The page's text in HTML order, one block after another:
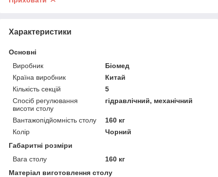
Характеристики
Основні
Виробник
Біомед
Країна виробник
Китай
Кількість секцій
5
Спосіб регулювання
висоти столу
гідравлічний, механічний
Вантажопідйомність столу
160 кг
Колір
Чорний
Габаритні розміри
Вага столу
160 кг
Матеріал виготовлення столу